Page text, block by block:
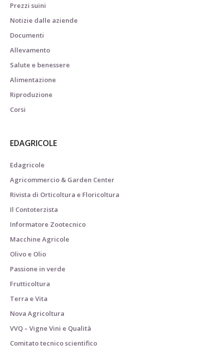
Prezzi suini
Notizie dalle aziende
Documenti
Allevamento
Salute e benessere
Alimentazione
Riproduzione
Corsi
EDAGRICOLE
Edagricole
Agricommercio & Garden Center
Rivista di Orticoltura e Floricoltura
Il Contoterzista
Informatore Zootecnico
Macchine Agricole
Olivo e Olio
Passione in verde
Frutticoltura
Terra e Vita
Nova Agricoltura
VVQ – Vigne Vini e Qualità
Comitato tecnico scientifico